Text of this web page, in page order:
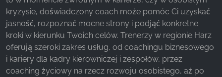
kryzysie, doświadczony coach może pomóc Ci uzyskać
jasność, rozpoznać mocne strony i podjąć konkretne
kroki w kierunku Twoich celów. Trenerzy w regionie Harz
oferują szeroki zakres usług, od coachingu biznesowego
i kariery dla kadry kierowniczej i zespołów, przez
coaching życiowy na rzecz rozwoju osobistego, aż po